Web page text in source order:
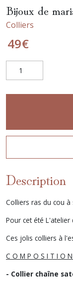
Bijoux de
Colliers
49€
Description
Colliers ras du cou
Pour cet été
Ces jolis colliers à
C O M P O S I T I O
- Collier chaîne